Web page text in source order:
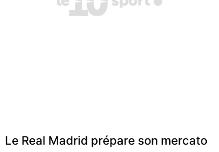
Le Real Madrid prépare son mercato